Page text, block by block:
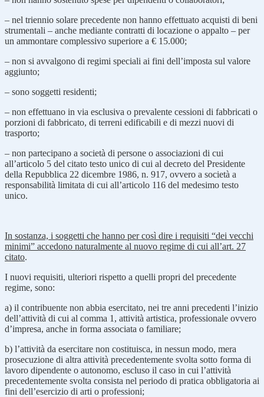
– nel triennio solare precedente non hanno effettuato acquisti di beni
strumentali – anche mediante contratti di locazione o appalto – per
un ammontare complessivo superiore a € 15.000;
– non si avvalgono di regimi speciali ai fini dell’imposta sul valore
aggiunto;
– sono soggetti residenti;
– non effettuano in via esclusiva o prevalente cessioni di fabbricati o
porzioni di fabbricato, di terreni edificabili e di mezzi nuovi di
trasporto;
– non partecipano a società di persone o associazioni di cui
all’articolo 5 del citato testo unico di cui al decreto del Presidente
della Repubblica 22 dicembre 1986, n. 917, ovvero a società a
responsabilità limitata di cui all’articolo 116 del medesimo testo
unico.
In sostanza, i soggetti che hanno per così dire i requisiti “dei vecchi
minimi” accedono naturalmente al nuovo regime di cui all’art. 27
citato.
I nuovi requisiti, ulteriori rispetto a quelli propri del precedente
regime, sono:
a) il contribuente non abbia esercitato, nei tre anni precedenti l’inizio
dell’attività di cui al comma 1, attività artistica, professionale ovvero
d’impresa, anche in forma associata o familiare;
b) l’attività da esercitare non costituisca, in nessun modo, mera
prosecuzione di altra attività precedentemente svolta sotto forma di
lavoro dipendente o autonomo, escluso il caso in cui l’attività
precedentemente svolta consista nel periodo di pratica obbligatoria ai
fini dell’esercizio di arti o professioni;